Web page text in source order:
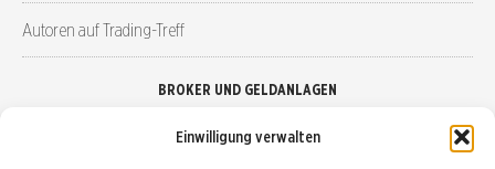
Einwilligung verwalten
Autoren auf Trading-Treff
BROKER UND GELDANLAGEN